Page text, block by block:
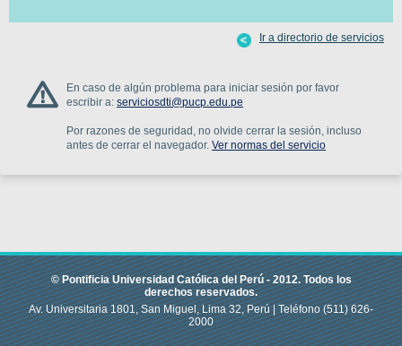
En caso de algún problema para iniciar sesión por favor
escribir a: serviciosdti@pucp.edu.pe
Por razones de seguridad, no olvide cerrar la sesión, incluso
antes de cerrar el navegador. Ver normas del servicio
Ir a directorio de servicios
© Pontificia Universidad Católica del Perú -2012.Todos los
derechos reservados.
Av. Universitaria 1801, San Miguel, Lima 32, Perú |Teléfono(511) 626-
2000